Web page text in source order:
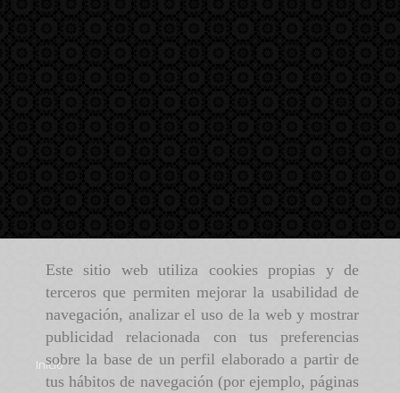
Este sitio web utiliza cookies propias y de
terceros que permiten mejorar la usabilidad de
navegación, analizar el uso de la web y mostrar
publicidad relacionada con tus preferencias
sobre la base de un perfil elaborado a partir de
tus hábitos de navegación (por ejemplo, páginas
Inicio